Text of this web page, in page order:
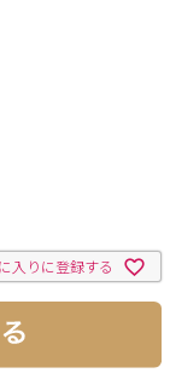
入りに登録する